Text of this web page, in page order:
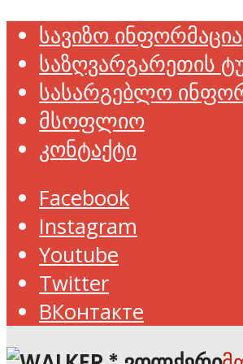
სავიზო ინფორმაცია
საზღვარგარეთის
სასარგებლო
მსოფლიო
კონტაქტი
Facebook
Instagram
Youtube
Twitter
ВКонтакте